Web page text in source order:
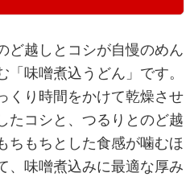
ど越しとコシが自慢のめん
味噌煮込うどん」です。
くり時間をかけて乾燥させ
たコシと、つるりとのど越
ちもちとした食感が噛むほ
、味噌煮込みに最適な厚み